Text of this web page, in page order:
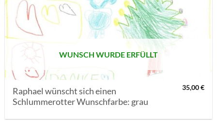
AUF MEINE
MERKLISTE
SETZEN
WUNSCH WURDE ERFÜLLT
Raphael wünscht sich einen
Schlummerotter Wunschfarbe: grau
35,00€